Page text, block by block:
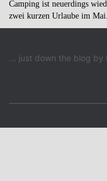
Camping ist neuerdings
zwei kurzen Urlaube im Mai.
... just down the blog by